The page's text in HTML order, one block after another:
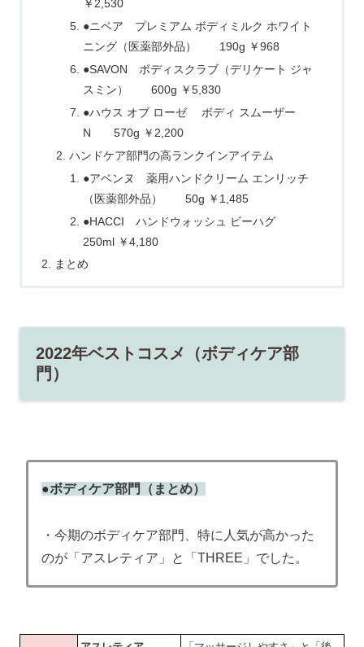
￥2,530
●ニベア プレミアム ボディミルク ホワイト
ニング（医薬部外品） 190g ￥968
●SAVON ボディスクラブ（デリケート ジャ
スミン） 600g ￥5,830
●ハウス オブ ローゼ ボディ スムーザー
N 570g ￥2,200
ハンドケア部門の高ランクインアイテム
●アベンヌ 薬用ハンドクリーム エンリッチ
（医薬部外品） 50g ￥1,485
●HACCI ハンドウォッシュ ビーハグ
250ml ￥4,180
まとめ
2022年ベストコスメ（ボディケア部
門）
●ボディケア部門（まとめ）
・今期のボディケア部門、特に人気が高かった
のが「アスレティア」と「THREE」でした。